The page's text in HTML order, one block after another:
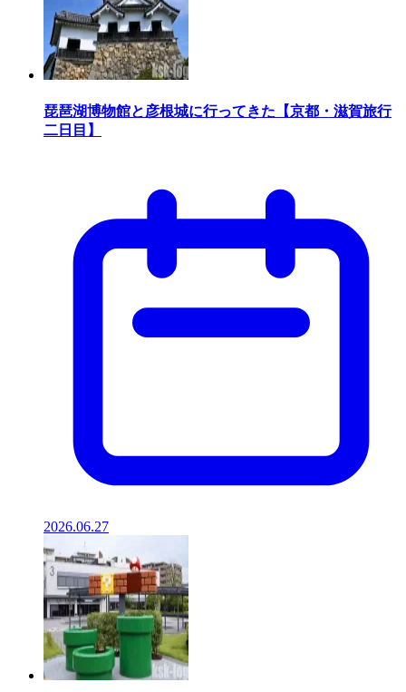
琵琶湖博物館と彦根城に行ってきた【京都・滋賀旅行
二日目】
2026.06.27